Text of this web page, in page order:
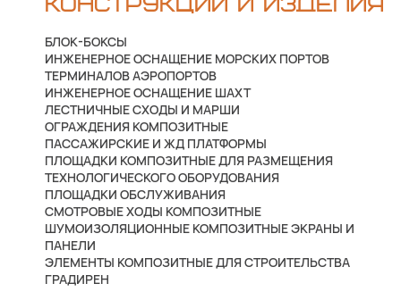
БЛОК-БОКСЫ
ИНЖЕНЕРНОЕ ОСНАЩЕНИЕ МОРСКИХ ПОРТОВ
ТЕРМИНАЛОВ АЭРОПОРТОВ
ИНЖЕНЕРНОЕ ОСНАЩЕНИЕ ШАХТ
ЛЕСТНИЧНЫЕ СХОДЫ И МАРШИ
ОГРАЖДЕНИЯ КОМПОЗИТНЫЕ
ПАССАЖИРСКИЕ И ЖД ПЛАТФОРМЫ
ПЛОЩАДКИ КОМПОЗИТНЫЕ ДЛЯ РАЗМЕЩЕНИЯ
ТЕХНОЛОГИЧЕСКОГО ОБОРУДОВАНИЯ
ПЛОЩАДКИ ОБСЛУЖИВАНИЯ
СМОТРОВЫЕ ХОДЫ КОМПОЗИТНЫЕ
ШУМОИЗОЛЯЦИОННЫЕ КОМПОЗИТНЫЕ ЭКРАНЫ И
ПАНЕЛИ
ЭЛЕМЕНТЫ КОМПОЗИТНЫЕ ДЛЯ СТРОИТЕЛЬСТВА
ГРАДИРЕН